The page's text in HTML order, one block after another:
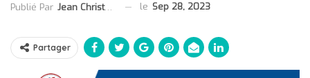
Publié Par Jean Christophe Collet le Sep 28, 2023
Partager